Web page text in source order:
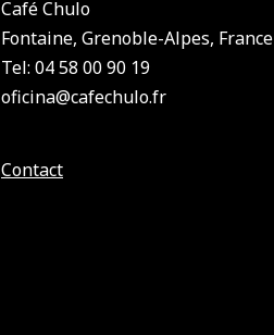
Café Chulo
Fontaine, Grenoble-Alpes, France
Tel: 04 58 00 90 19
oficina@cafechulo.fr
Contact